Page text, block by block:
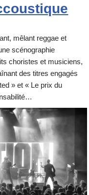
mêlant reggae et
scénographie
choristes et musiciens,
des titres engagés
» et « Le prix du